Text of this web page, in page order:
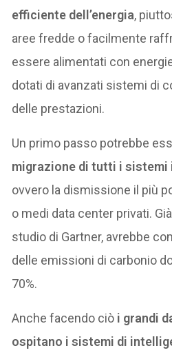
efficiente dell’energia,
aree fredde o facilmente
essere alimentati con
dotati di avanzati sistemi di
delle prestazioni.
Un primo passo potrebbe
migrazione di tutti i sistemi
ovvero la dismissione il più
o medi data center privati.
studio di Gartner, avrebbe
delle emissioni di carbonio
70%.
Anche facendo ciò i grandi
ospitano i sistemi di